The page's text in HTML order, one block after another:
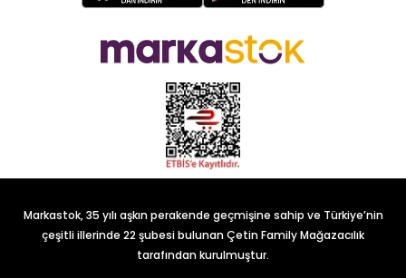
Markastok, 35 yılı aşkın perakende geçmişine sahip ve Türkiye’nin
çeşitli illerinde 22 şubesi bulunan Çetin Family Mağazacılık
tarafından kurulmuştur.